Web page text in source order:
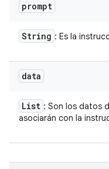
prompt
String : Es la
data
List : Son los datos
asociarán con la